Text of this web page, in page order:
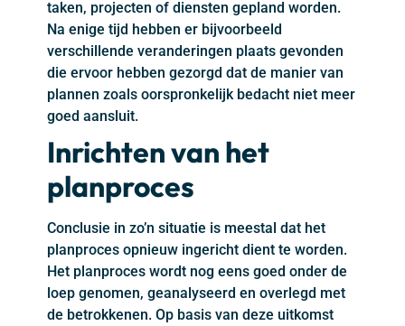
taken, projecten of diensten gepland worden.
Na enige tijd hebben er bijvoorbeeld
verschillende veranderingen plaats gevonden
die ervoor hebben gezorgd dat de manier van
plannen zoals oorspronkelijk bedacht niet meer
goed aansluit.
Inrichten van het
planproces
Conclusie in zo’n situatie is meestal dat het
planproces opnieuw ingericht dient te worden.
Het planproces wordt nog eens goed onder de
loep genomen, geanalyseerd en overlegd met
de betrokkenen. Op basis van deze uitkomst